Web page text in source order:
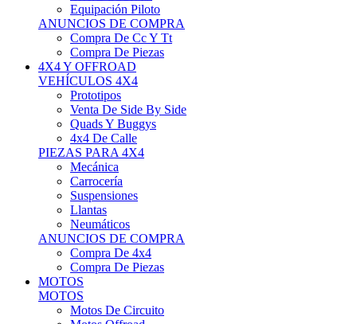
Equipación Piloto
ANUNCIOS DE COMPRA
Compra De Cc Y Tt
Compra De Piezas
4X4 Y OFFROAD
VEHÍCULOS 4X4
Prototipos
Venta De Side By Side
Quads Y Buggys
4x4 De Calle
PIEZAS PARA 4X4
Mecánica
Carrocería
Suspensiones
Llantas
Neumáticos
ANUNCIOS DE COMPRA
Compra De 4x4
Compra De Piezas
MOTOS
MOTOS
Motos De Circuito